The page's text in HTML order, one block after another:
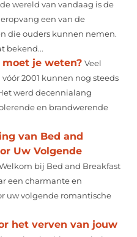
wereld van vandaag is de
een van de
die ouders kunnen nemen.
bekend...
je weten? Veel
2001 kunnen nog steeds
werd decennialang
en brandwerende
van Bed and
Uw Volgende
bij Bed and Breakfast
een charmante en
uw volgende romantische
het verven van jouw